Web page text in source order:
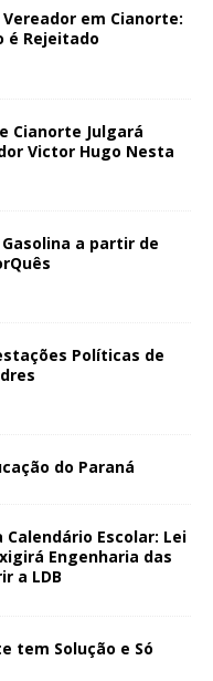
em Cianorte:
é Rejeitado
Cianorte Julgará
Victor Hugo Nesta
a partir de
Políticas de
do Paraná
Calendário Escolar: Lei
Engenharia das
a LDB
tem Solução e Só